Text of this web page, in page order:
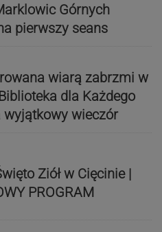
Górnych
pierwszy seans
wiarą zabrzmi w
dla Każdego
wyjątkowy wieczór
Ziół w Cięcinie |
PROGRAM